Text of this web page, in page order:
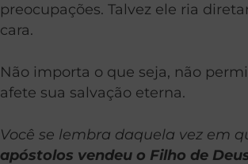
preocupações. Talvez ele ria
cara.
Não importa o que seja, não
afete sua salvação eterna.
Você se lembra daquela vez em
apóstolos vendeu o Filho de